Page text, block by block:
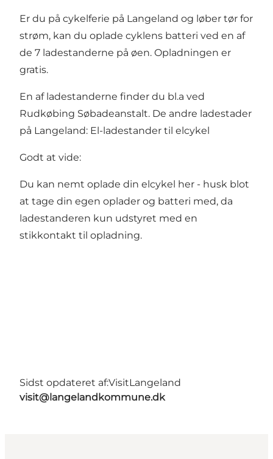
Er du på cykelferie på Langeland og løber tør for
strøm, kan du oplade cyklens batteri ved en af
de 7 ladestanderne på øen. Opladningen er
gratis.
En af ladestanderne finder du bl.a ved
Rudkøbing Søbadeanstalt. De andre ladestader
på Langeland: El-ladestander til elcykel
Godt at vide:
Du kan nemt oplade din elcykel her - husk blot
at tage din egen oplader og batteri med, da
ladestanderen kun udstyret med en
stikkontakt til opladning.
Sidst opdateret af:VisitLangeland
visit@langelandkommune.dk